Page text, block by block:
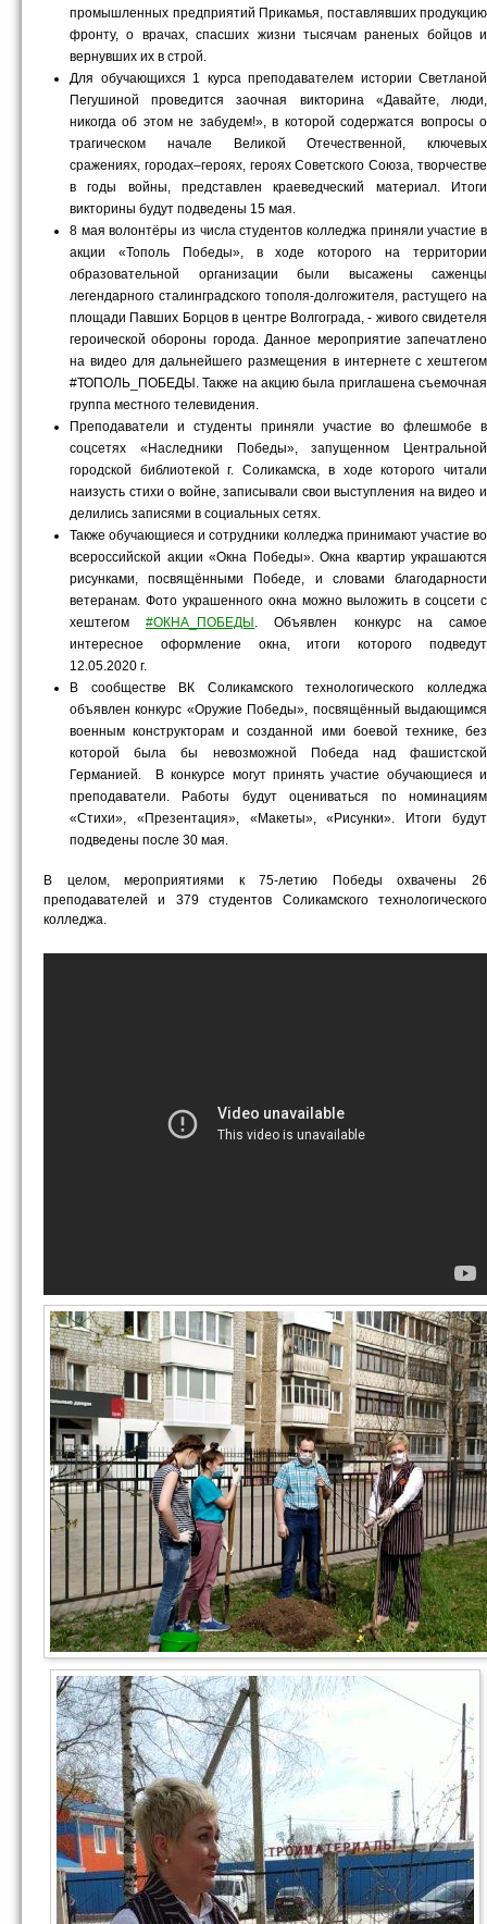
промышленных предприятий Прикамья, поставлявших продукцию
фронту, о врачах, спасших жизни тысячам раненых бойцов и
вернувших их в строй.
Для обучающихся 1 курса преподавателем истории Светланой
Пегушиной проведится заочная викторина «Давайте, люди,
никогда об этом не забудем!», в которой содержатся вопросы о
трагическом начале Великой Отечественной, ключевых
сражениях, городах–героях, героях Советского Союза, творчестве
в годы войны, представлен краеведческий материал. Итоги
викторины будут подведены 15 мая.
8 мая волонтёры из числа студентов колледжа приняли участие в
акции «Тополь Победы», в ходе которого на территории
образовательной организации были высажены саженцы
легендарного сталинградского тополя-долгожителя, растущего на
площади Павших Борцов в центре Волгограда, - живого свидетеля
героической обороны города. Данное мероприятие запечатлено
на видео для дальнейшего размещения в интернете с хештегом
#ТОПОЛЬ_ПОБЕДЫ. Также на акцию была приглашена съемочная
группа местного телевидения.
Преподаватели и студенты приняли участие во флешмобе в
соцсетях «Наследники Победы», запущенном Центральной
городской библиотекой г. Соликамска, в ходе которого читали
наизусть стихи о войне, записывали свои выступления на видео и
делились записями в социальных сетях.
Также обучающиеся и сотрудники колледжа принимают участие во
всероссийской акции «Окна Победы». Окна квартир украшаются
рисунками, посвящёнными Победе, и словами благодарности
ветеранам. Фото украшенного окна можно выложить в соцсети с
хештегом#ОКНА_ПОБЕДЫ . Объявлен конкурс на самое
интересное оформление окна, итоги которого подведут
12.05.2020 г.
В сообществе ВК Соликамского технологического колледжа
объявлен конкурс «Оружие Победы», посвящённый выдающимся
военным конструкторам и созданной ими боевой технике, без
которой была бы невозможной Победа над фашистской
Германией. В конкурсе могут принять участие обучающиеся и
преподаватели. Работы будут оцениваться по номинациям
«Стихи», «Презентация», «Макеты», «Рисунки». Итоги будут
подведены после 30 мая.
В целом, мероприятиями к 75-летию Победы охвачены 26
преподавателей и 379 студентов Соликамского технологического
колледжа.